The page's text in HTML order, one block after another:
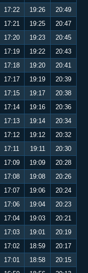
17:22 19:26
20:49
17:21 19:25
20:47
17:20 19:23
20:45
17:19 19:22
20:43
17:18 19:20
20:41
17:17 19:19
20:39
17:15 19:17
20:38
17:14 19:16
20:36
17:13 19:14
20:34
17:12 19:12
20:32
17:11 19:11
20:30
17:09 19:09
20:28
17:08 19:08
20:26
17:07 19:06
20:24
17:06 19:04
20:23
17:04 19:03
20:21
17:03 19:01
20:19
17:02 18:59
20:17
17:01 18:58
20:15